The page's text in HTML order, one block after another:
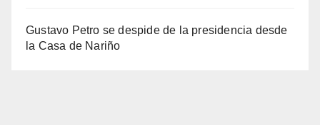
Gustavo Petro se despide de la presidencia desde
la Casa de Nariño